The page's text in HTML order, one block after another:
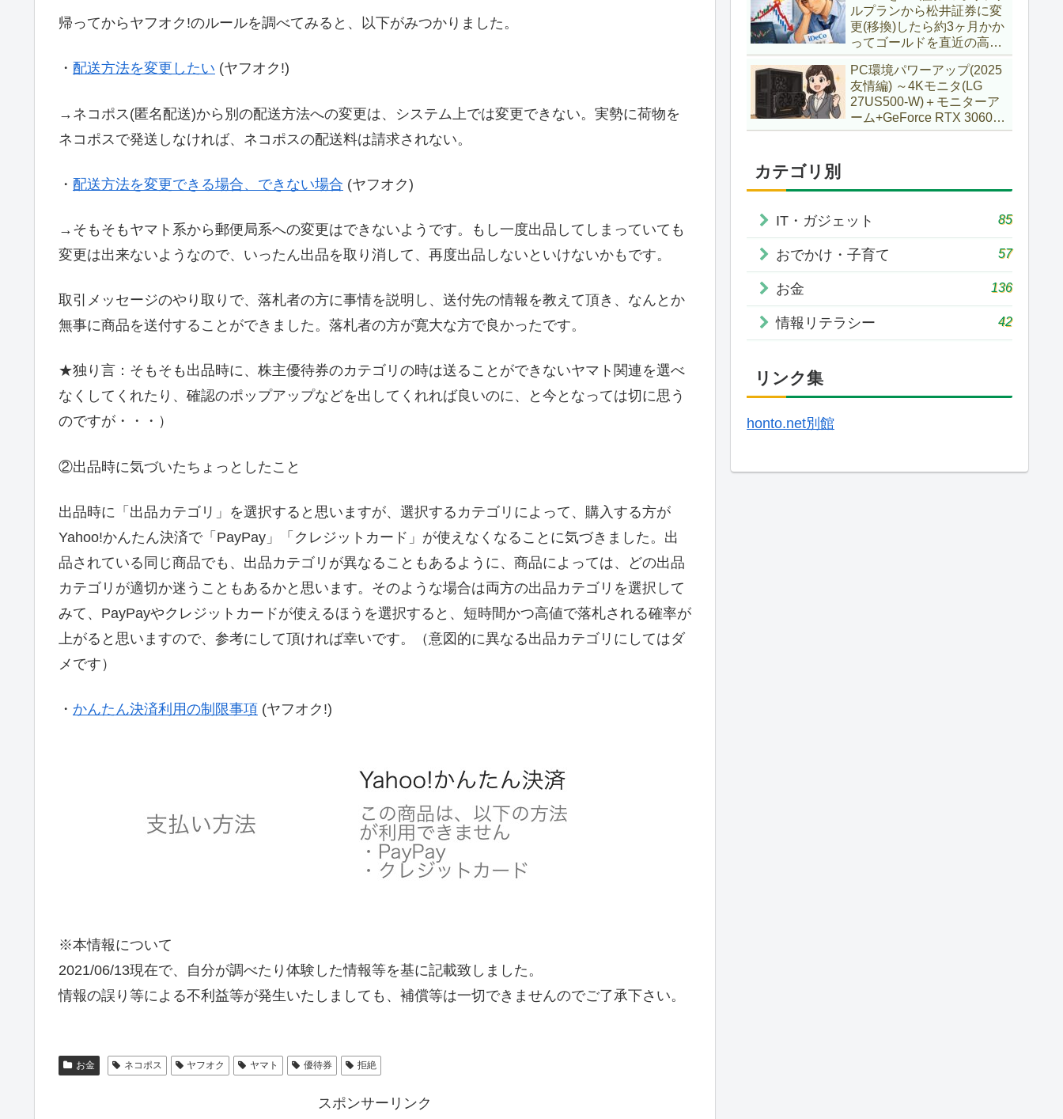
帰ってからヤフオク!のルールを調べてみると、以下がみつかりました。
・ 配送方法を変更したい (ヤフオク!)
→ネコポス(匿名配送)から別の配送方法への変更は、システム上では変更できない。実勢に荷物を
ネコポスで発送しなければ、ネコポスの配送料は請求されない。
・ 配送方法を変更できる場合、できない場合 (ヤフオク)
→そもそもヤマト系から郵便局系への変更はできないようです。もし一度出品してしまっていても
変更は出来ないようなので、いったん出品を取り消して、再度出品しないといけないかもです。
取引メッセージのやり取りで、落札者の方に事情を説明し、送付先の情報を教えて頂き、なんとか
無事に商品を送付することができました。落札者の方が寛大な方で良かったです。
★独り言：そもそも出品時に、株主優待券のカテゴリの時は送ることができないヤマト関連を選べ
なくしてくれたり、確認のポップアップなどを出してくれれば良いのに、と今となっては切に思う
のですが・・・）
②出品時に気づいたちょっとしたこと
出品時に「出品カテゴリ」を選択すると思いますが、選択するカテゴリによって、購入する方が
Yahoo!かんたん決済で「PayPay」「クレジットカード」が使えなくなることに気づきました。出
品されている同じ商品でも、出品カテゴリが異なることもあるように、商品によっては、どの出品
カテゴリが適切か迷うこともあるかと思います。そのような場合は両方の出品カテゴリを選択して
みて、PayPayやクレジットカードが使えるほうを選択すると、短時間かつ高値で落札される確率が
上がると思いますので、参考にして頂ければ幸いです。（意図的に異なる出品カテゴリにしてはダ
メです）
・ かんたん決済利用の制限事項 (ヤフオク!)
※本情報について
2021/06/13現在で、自分が調べたり体験した情報等を基に記載致しました。
情報の誤り等による不利益等が発生いたしましても、補償等は一切できませんのでご了承下さい。
お金 ネコポス ヤフオク ヤマト 優待券 拒絶
スポンサーリンク
ルプランから松井証券に変
更(移換)したら約3ヶ月かか
ってゴールドを直近の高値
で購入していた話
PC環境パワーアップ(2025
友情編) ～4Kモニタ(LG
27US500-W)＋モニターア
ーム+GeForce RTX 3060Ti
VENTUS 2X 8G OCV1
カテゴリ別
IT・ガジェット 85
おでかけ・子育て 57
お金 136
情報リテラシー 42
リンク集
honto.net別館